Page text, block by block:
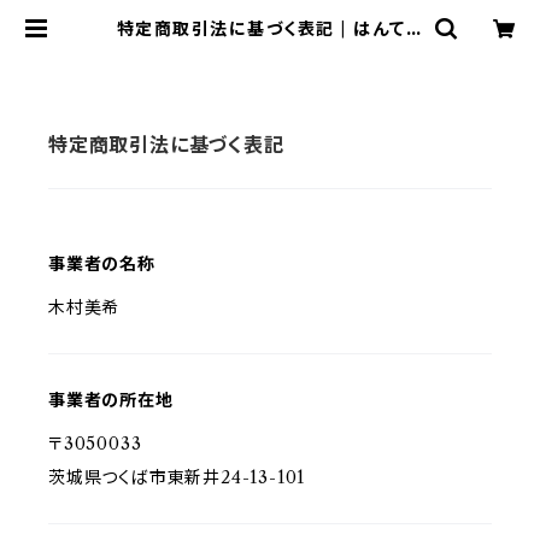
特定商取引法に基づく表記 | はんてん
特定商取引法に基づく表記
事業者の名称
木村美希
事業者の所在地
〒3050033
茨城県つくば市東新井24-13-101